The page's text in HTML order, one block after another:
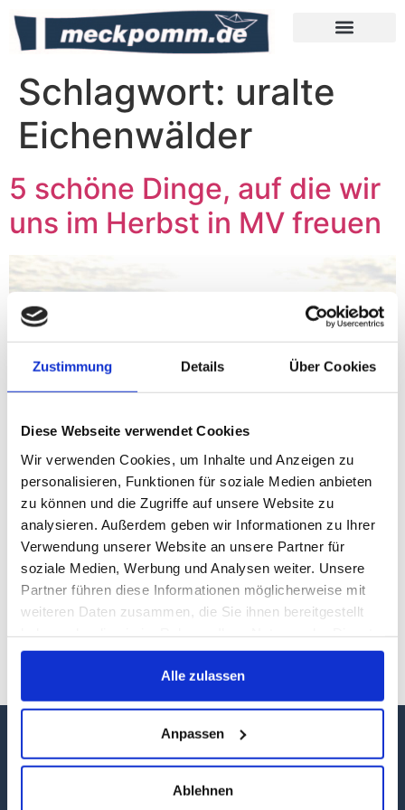
Zustimmung Details Über Cookies
Diese Webseite verwendet Cookies
Wir verwenden Cookies, um Inhalte und Anzeigen zu
personalisieren, Funktionen für soziale Medien anbieten
zu können und die Zugriffe auf unsere Website zu
analysieren. Außerdem geben wir Informationen zu Ihrer
Verwendung unserer Website an unsere Partner für
soziale Medien, Werbung und Analysen weiter. Unsere
Partner führen diese Informationen möglicherweise mit
weiteren Daten zusammen, die Sie ihnen bereitgestellt
gesammelt haben.
Alle zulassen
Anpassen
Ablehnen
Schlagwort: uralte
Eichenwälder
5 schöne Dinge, auf die wir
uns im Herbst in MV freuen
Im Herbst zündet Mutter Natur noch einmal ein
Feuerwerk und verwöhnt uns mit den schönsten
Farbtönen – Gelb, Rot, Orange, Braun -, bevor sie sich
im Winter zur Ruhe bettet. Bei ausgedehnten
Spaziergängen durch die Wälder Mecklenburg-
Vorpommerns kann der bunte Blätterrausch genossen
werden. Fünf Dinge, die wir im Herbst in MV erleben